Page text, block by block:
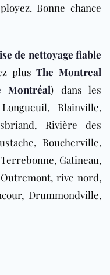
Bonne chance
de nettoyage fiable
plusThe Montreal
Montréal) dans les
Blainville,
Rivière des
Boucherville,
Gatineau,
Outremont, rive nord,
Drummondville,